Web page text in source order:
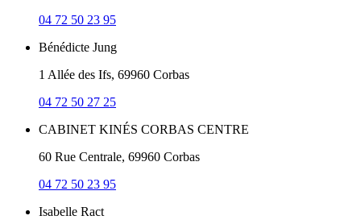
04 72 50 23 95
Bénédicte Jung
1 Allée des Ifs, 69960 Corbas
04 72 50 27 25
CABINET KINÉS CORBAS CENTRE
60 Rue Centrale, 69960 Corbas
04 72 50 23 95
Isabelle Ract